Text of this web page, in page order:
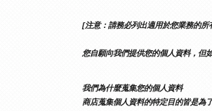
[注意：請務必列出適用於您業務的所
您自願向我們提供您的個人資料，但
我們為什麼蒐集您的個人資料
商店蒐集個人資料的特定目的皆是為